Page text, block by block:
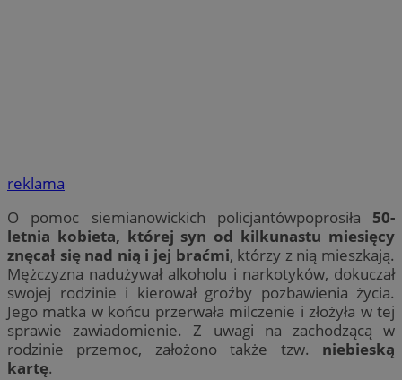
reklama
O pomoc siemianowickich policjantówpoprosiła 50-
letnia kobieta, której syn od kilkunastu miesięcy
znęcał się nad nią i jej braćmi, którzy z nią mieszkają.
Mężczyzna nadużywał alkoholu i narkotyków, dokuczał
swojej rodzinie i kierował groźby pozbawienia życia.
Jego matka w końcu przerwała milczenie i złożyła w tej
sprawie zawiadomienie. Z uwagi na zachodzącą w
rodzinie przemoc, założono także tzw. niebieską
kartę.